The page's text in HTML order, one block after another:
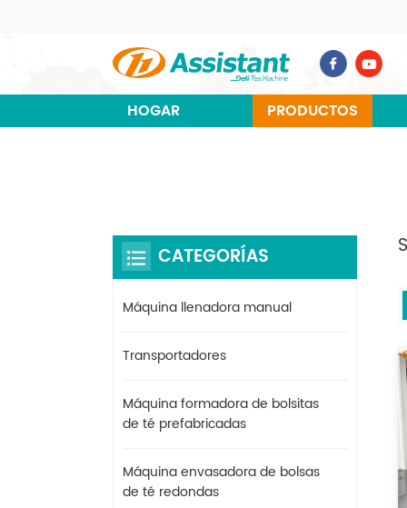
HOGAR PRODUCTOS
CATEGORÍAS
Máquina llenadora manual
Transportadores
Máquina formadora de bolsitas
de té prefabricadas
Máquina envasadora de bolsas
de té redondas